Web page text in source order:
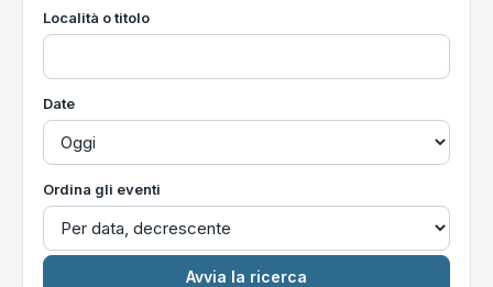
Località o titolo
Date
Ordina gli eventi